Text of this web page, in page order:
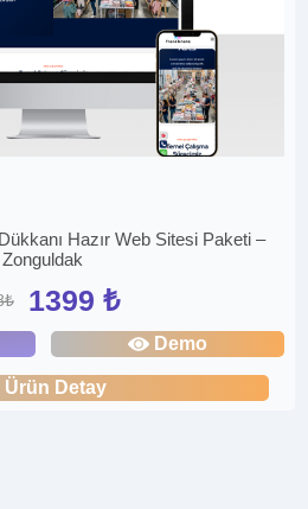
Hazır Web Sitesi Paketi –
Zonguldak
1399 ₺
Demo
Ürün Detay